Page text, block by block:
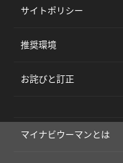
サイトポリシー
推奨環境
お詫びと訂正
マイナビウーマンとは